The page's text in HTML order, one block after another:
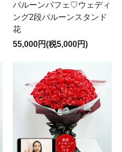
バルーンパフェ♡ウェディ
ング2段バルーンスタンド
花
55,000円(税5,000円)